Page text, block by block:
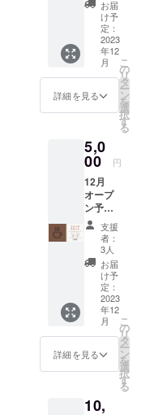
の話を
聞きた
い ●仕
事のア
シスタ
ントに
●キック
ナーに
（普段
から個
別、グ
ループ
レッス
ンも開
催して
いま
す） ご
希望の
用途で
ご活用
くださ
い。 ※
プロ
ジェク
効とな
んにな
りま
す。 ご
希望の
場合、
児嶋が
直接
を伝え
に参り
ます。
※伺う
際、移
動や宿
泊を伴
う、交
通費・
滞在費
などの
経費は
リター
ン価格
に含ま
れてい
ます。
から1年
チケッ
ト6枚
券】 店
内のア
ルコー
ルを含
む、全
てのド
リンク
用いた
だけま
す。 下
記メ
ニュー
を提供
予定で
す。 ・
コー
ヒー ・
カフェ
オレ ・
ワイン
※有効期
限：発
行から
半年と
お届
け予
定：
2023
年12
月
詳細を見る
こ
の
リ
タ
ー
ン
を
選
択
す
る
5,0
00 円
12月
オープ
ン予定
の店内
で使え
る【ド
リンク
チケッ
ト10枚
券】 店
内のア
ルコー
ルを含
む、全
てのド
リンク
用いた
支援
者：
3人
お届
け予
定：
2023
年12
月
詳細を見る
こ
の
リ
タ
ー
ン
を
選
択
す
る
10,